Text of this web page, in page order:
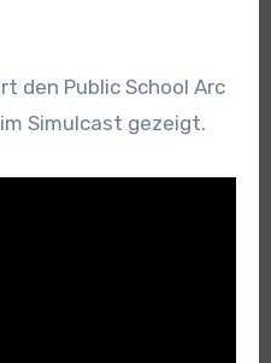
den Public School Arc
Simulcast gezeigt.